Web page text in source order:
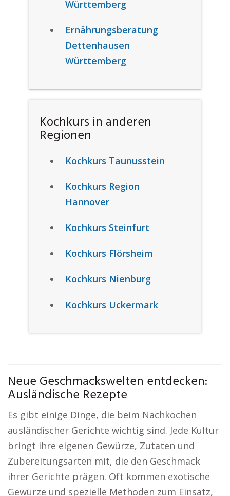
Württemberg
Ernährungsberatung
Dettenhausen
Württemberg
Kochkurs in anderen
Regionen
Kochkurs Taunusstein
Kochkurs Region
Hannover
Kochkurs Steinfurt
Kochkurs Flörsheim
Kochkurs Nienburg
Kochkurs Uckermark
Neue Geschmackswelten entdecken:
Ausländische Rezepte
Es gibt einige Dinge, die beim Nachkochen
ausländischer Gerichte wichtig sind. Jede Kultur
bringt ihre eigenen Gewürze, Zutaten und
Zubereitungsarten mit, die den Geschmack
ihrer Gerichte prägen. Oft kommen exotische
Gewürze und spezielle Methoden zum Einsatz,